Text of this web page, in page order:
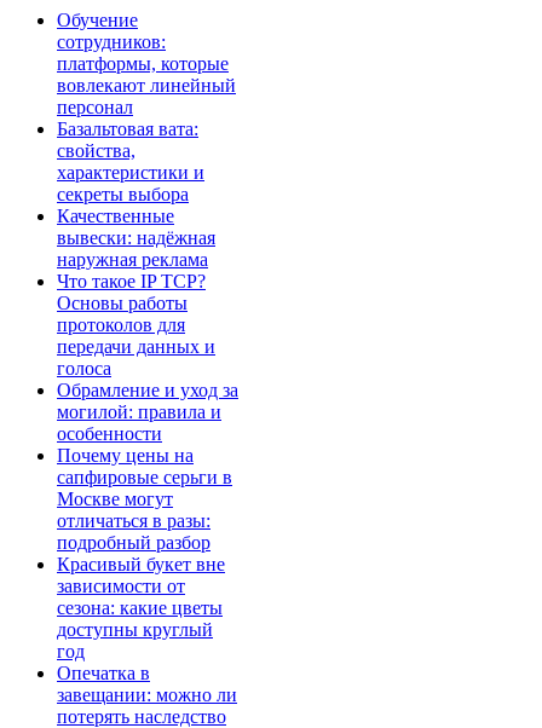
Обучение
сотрудников:
платформы, которые
вовлекают линейный
персонал
Базальтовая вата:
свойства,
характеристики и
секреты выбора
Качественные
вывески: надёжная
наружная реклама
Что такое IP TCP?
Основы работы
протоколов для
передачи данных и
голоса
Обрамление и уход за
могилой: правила и
особенности
Почему цены на
сапфировые серьги в
Москве могут
отличаться в разы:
подробный разбор
Красивый букет вне
зависимости от
сезона: какие цветы
доступны круглый
год
Опечатка в
завещании: можно ли
потерять наследство